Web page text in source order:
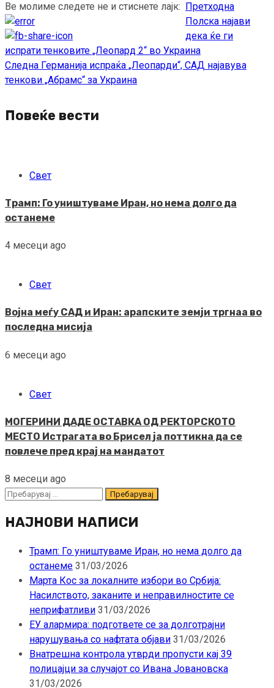
Ве молиме следете не и стиснете лајк:
Continue
Reading
Претходна
Полска најави
дека ќе ги
испрати тенковите „Леопард 2“ во Украина
Следна Германија испраќа „Леопарди“, САД најавува
тенкови „Абрамс“ за Украина
Повеќе вести
Свет
Трамп: Го уништуваме Иран, но нема долго да
останеме
4 месеци ago
Свет
Војна меѓу САД и Иран: арапските земји тргнаа во
последна мисија
6 месеци ago
Свет
МОГЕРИНИ ДАДЕ ОСТАВКА ОД РЕКТОРСКОТО
МЕСТО Истрагата во Брисел ја поттикна да се
повлече пред крај на мандатот
8 месеци ago
Пребарувај
НАЈНОВИ НАПИСИ
Трамп: Го уништуваме Иран, но нема долго да
останеме 31/03/2026
Марта Кос за локалните избори во Србија:
Насилството, заканите и неправилностите се
неприфатливи 31/03/2026
ЕУ алармира: подгответе се за долготрајни
нарушувања со нафтата објави 31/03/2026
Внатрешна контрола утврди пропусти кај 39
полицајци за случајот со Ивана Јовановска
31/03/2026